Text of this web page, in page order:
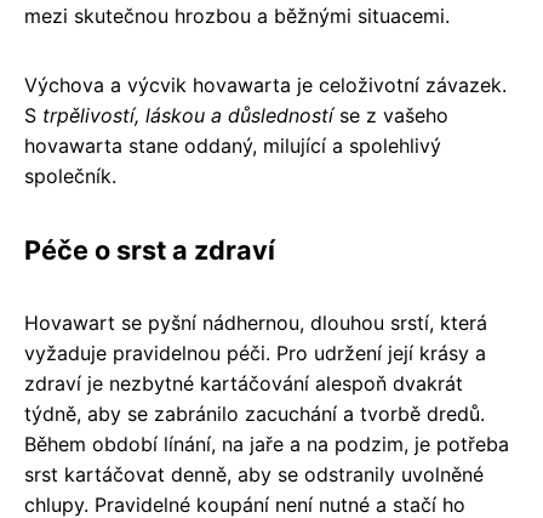
mezi skutečnou hrozbou a běžnými situacemi.
Výchova a výcvik hovawarta je celoživotní závazek.
S trpělivostí, láskou a důslednostíse z vašeho
hovawarta stane oddaný, milující a spolehlivý
společník.
Péče o srst a zdraví
Hovawart se pyšní nádhernou, dlouhou srstí, která
vyžaduje pravidelnou péči. Pro udržení její krásy a
zdraví je nezbytné kartáčování alespoň dvakrát
týdně, aby se zabránilo zacuchání a tvorbě dredů.
Během období línání, na jaře a na podzim, je potřeba
srst kartáčovat denně, aby se odstranily uvolněné
chlupy. Pravidelné koupání není nutné a stačí ho